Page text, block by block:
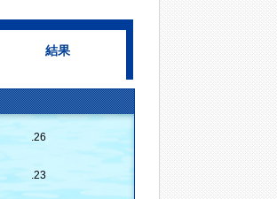
結果
.26
.23